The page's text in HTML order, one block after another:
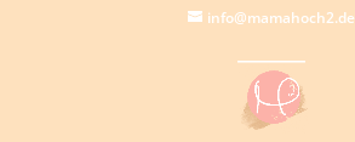
info@mamahoch2.de